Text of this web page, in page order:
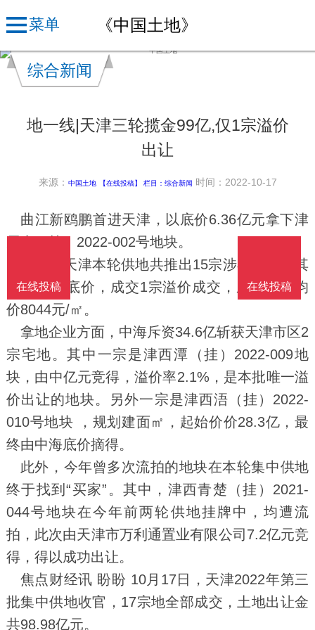
菜单 《中国土地》
综合新闻
地一线|天津三轮揽金99亿,仅1宗溢价
出让
来源： 中国土地 【在线投稿】 栏目： 综合新闻 时间：2022-10-17
曲江新鸥鹏首进天津，以底价6.36亿元拿下津
辰青（挂）2022-002号地块。
据悉，天津本轮供地共推出15宗涉宅用地，其
中14宗地底价，成交1宗溢价成交，成交楼面均
价8044元/㎡。
拿地企业方面，中海斥资34.6亿斩获天津市区2
宗宅地。其中一宗是津西潭（挂）2022-009地
块，由中亿元竞得，溢价率2.1%，是本批唯一溢
价出让的地块。另外一宗是津西浯（挂）2022-
010号地块 ，规划建面㎡，起始价价28.3亿，最
终由中海底价摘得。
此外，今年曾多次流拍的地块在本轮集中供地
终于找到“买家”。其中，津西青楚（挂）2021-
044号地块在今年前两轮供地挂牌中，均遭流
拍，此次由天津市万利通置业有限公司7.2亿元竞
得，得以成功出让。
焦点财经讯 盼盼 10月17日，天津2022年第三
批集中供地收官，17宗地全部成交，土地出让金
共98.98亿元。
在线投稿
在线投稿